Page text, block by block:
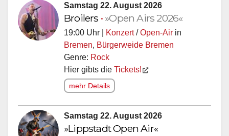
Samstag 22. August 2026
Broilers • »Open Airs 2026«
19:00 Uhr | Konzert/Open-Air in
Bremen, Bürgerweide Bremen
Genre: Rock
Hier gibts die Tickets!
mehr Details
Samstag 22. August 2026
»Lippstadt Open Air«